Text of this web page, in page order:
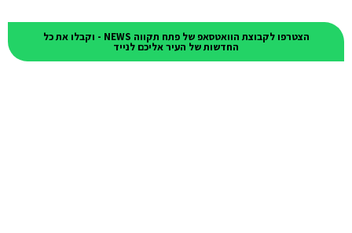
הצטרפו לקבוצת הוואטסאפ של פתח תקווה NEWS - וקבלו את כל
החדשות של העיר אליכם לנייד